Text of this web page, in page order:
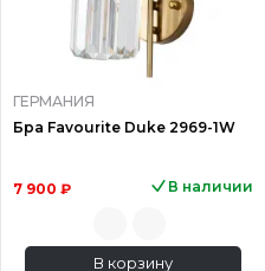
ГЕРМАНИЯ
Бра Favourite Duke 2969-1W
7 900 ₽ В наличии
В корзину